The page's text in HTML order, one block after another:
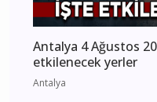
Antalya 4 Ağustos
etkilenecek yerler
Antalya